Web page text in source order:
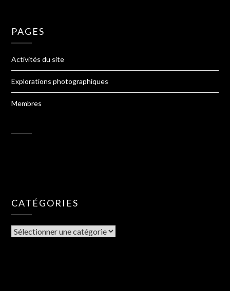
PAGES
Activités du site
Explorations photographiques
Membres
CATÉGORIES